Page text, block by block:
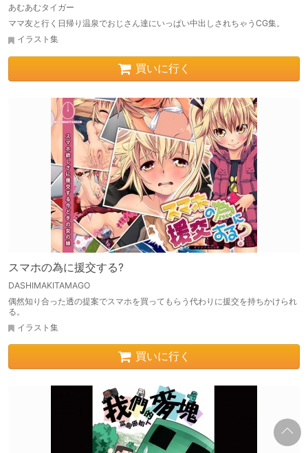
あむあむタイガー
ママ友と行く日帰り温泉でおじさん達にいっぱい中出しされちゃうCG集。
イラスト集
買いに行く
スマホの為に援交する?
DASHIMAKITAMAGO
偶然知り合った透の提案でスマホを買ってもらう代わりに援交を持ちかけられ
る。
イラスト集
買いに行く